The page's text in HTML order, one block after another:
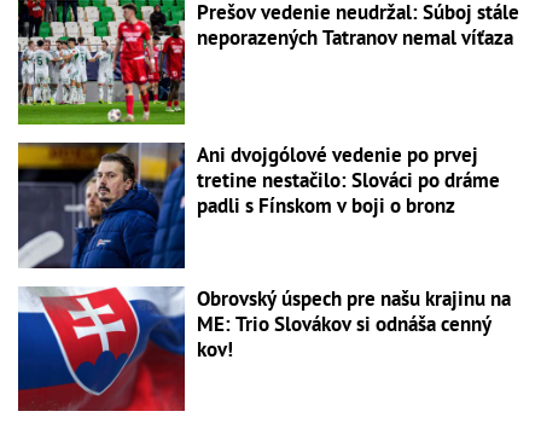
Prešov vedenie neudržal: Súboj stále
neporazených Tatranov nemal víťaza
Ani dvojgólové vedenie po prvej
tretine nestačilo: Slováci po dráme
padli s Fínskom v boji o bronz
Obrovský úspech pre našu krajinu na
ME: Trio Slovákov si odnáša cenný
kov!